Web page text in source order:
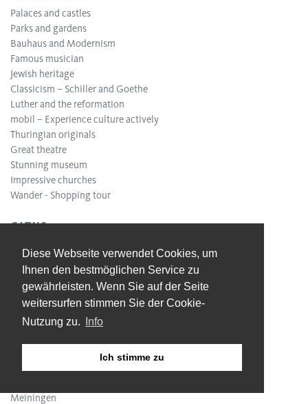
Diese Webseite verwendet Cookies, um
Ihnen den bestmöglichen Service zu
gewährleisten. Wenn Sie auf der Seite
weitersurfen stimmen Sie der Cookie-
Nutzung zu.
Info
Ich stimme zu
Palaces and castles
Parks and gardens
Bauhaus and Modernism
Famous musician
Jewish heritage
Classicism – Schiller and Goethe
Luther and the reformation
mobil – Experience culture actively
Thuringian originals
Great theatre
Stunning museum
Impressive churches
Wander - Shopping tour
CITYS
Altenburg
Apolda
Arnstadt
Bad Langensalza
Eisenach
Erfurt
Meiningen